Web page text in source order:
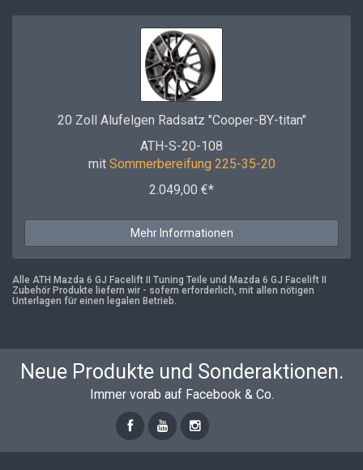
20 Zoll Alufelgen Radsatz "Cooper-BY-titan"
ATH-S-20-108
mit Sommerbereifung 225-35-20
2.049,00 €*
Mehr Informationen
Alle ATH Mazda 6 GJ Facelift II Tuning Teile und Mazda 6 GJ Facelift II
Zubehör Produkte liefern wir - sofern erforderlich, mit allen nötigen
Unterlagen für einen legalen Betrieb.
Neue Produkte und Sonderaktionen.
Immer vorab auf Facebook & Co.